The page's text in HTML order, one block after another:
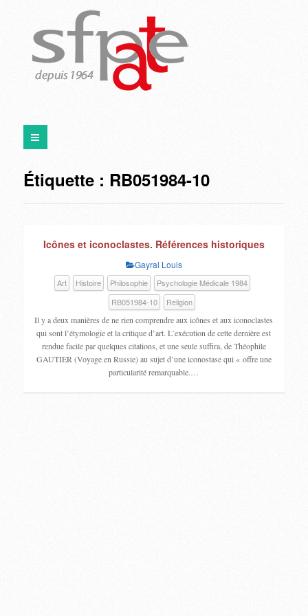
Étiquette : RB051984-10
Icônes et iconoclastes. Références historiques
Gayral Louis
Art Histoire Philosophie
Psychologie Médicale 1984
RB051984-10
Religion
Il y a deux manières de ne rien comprendre aux icônes et aux iconoclastes
qui sont l’étymologie et la critique d’art. L’exécution de cette dernière est
rendue facile par quelques citations, et une seule suffira, de Théophile
GAUTIER (Voyage en Russie) au sujet d’une iconostase qui « offre une
particularité remarquable.…